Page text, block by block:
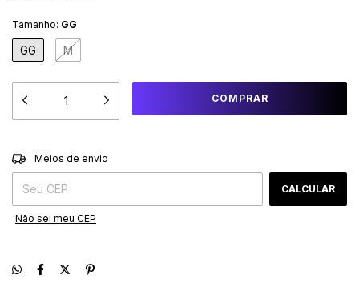
Tamanho: GG
GG M
Entregas para o CEP:
Meios de envio
CALCULAR
Não sei meu CEP